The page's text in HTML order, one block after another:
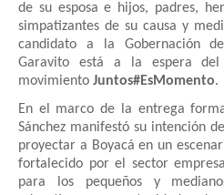
de su esposa e hijos, padres,
simpatizantes de su causa y
candidato a la Gobernación
Garavito está a la espera del
movimiento Juntos#EsMomento.
En el marco de la entrega
Sánchez manifestó su intención
proyectar a Boyacá en un
fortalecido por el sector
para los pequeños y